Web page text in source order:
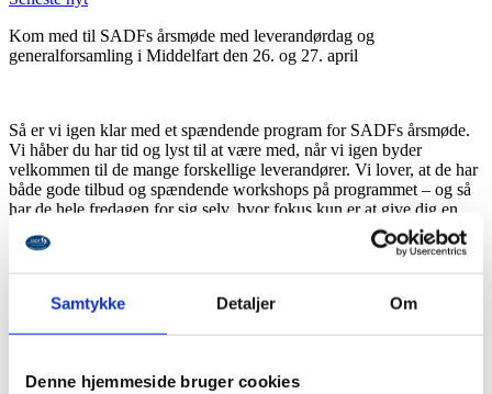
Samtykke Detaljer Om
Denne hjemmeside bruger cookies
Kom med til SADFs årsmøde med leverandørdag og
generalforsamling i Middelfart den 26. og 27. april
Så er vi igen klar med et spændende program for SADFs årsmøde.
Vi håber du har tid og lyst til at være med, når vi igen byder
velkommen til de mange forskellige leverandører. Vi lover, at de har
både gode tilbud og spændende workshops på programmet – og så
har de hele fredagen for sig selv, hvor fokus kun er at give dig en